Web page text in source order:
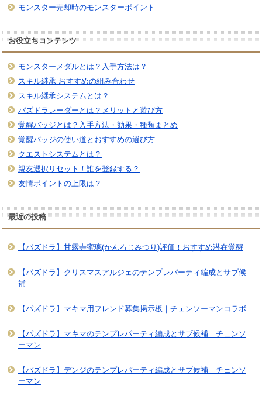
モンスター売却時のモンスターポイント
お役立ちコンテンツ
モンスターメダルとは？入手方法は？
スキル継承 おすすめの組み合わせ
スキル継承システムとは？
パズドラレーダーとは？メリットと遊び方
覚醒バッジとは？入手方法・効果・種類まとめ
覚醒バッジの使い道とおすすめの選び方
クエストシステムとは？
親友選択リセット！誰を登録する？
友情ポイントの上限は？
最近の投稿
【パズドラ】甘露寺蜜璃(かんろじみつり)評価！おすすめ潜在覚醒
【パズドラ】クリスマスアルジェのテンプレパーティ編成とサブ候
補
【パズドラ】マキマ用フレンド募集掲示板｜チェンソーマンコラボ
【パズドラ】マキマのテンプレパーティ編成とサブ候補｜チェンソ
ーマン
【パズドラ】デンジのテンプレパーティ編成とサブ候補｜チェンソ
ーマン